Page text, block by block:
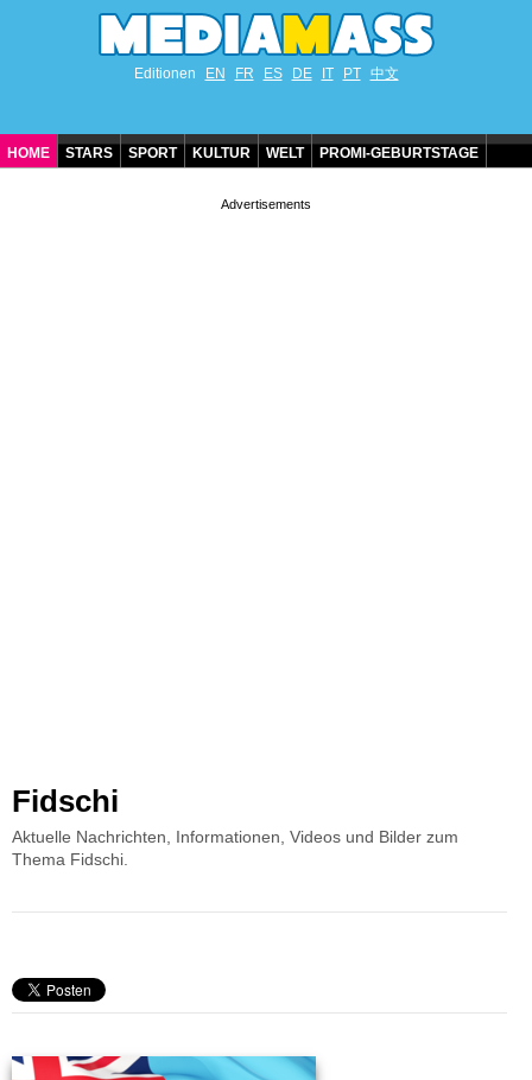
Editionen EN FR ES DE IT PT 中文
HOME STARS SPORT KULTUR WELT PROMI-GEBURTSTAGE
Fidschi
Aktuelle Nachrichten, Informationen, Videos und Bilder zum
Thema Fidschi.